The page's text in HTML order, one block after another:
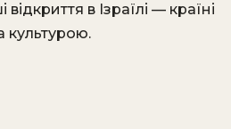
в Ізраїлі — країні
культурою.